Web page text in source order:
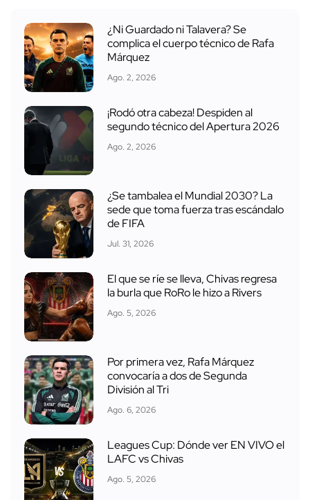
¿Ni Guardado ni Talavera? Se
complica el cuerpo técnico de Rafa
Márquez
Ago. 2, 2026
¡Rodó otra cabeza! Despiden al
segundo técnico del Apertura 2026
Ago. 2, 2026
¿Se tambalea el Mundial 2030? La
sede que toma fuerza tras escándalo
de FIFA
Jul. 31, 2026
El que se ríe se lleva, Chivas regresa
la burla que RoRo le hizo a Rivers
Ago. 5, 2026
Por primera vez, Rafa Márquez
convocaría a dos de Segunda
División al Tri
Ago. 6, 2026
Leagues Cup: Dónde ver EN VIVO el
LAFC vs Chivas
Ago. 5, 2026